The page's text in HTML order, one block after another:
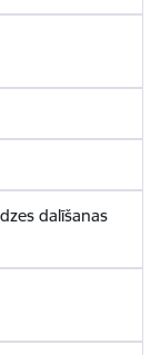
dalīšanas